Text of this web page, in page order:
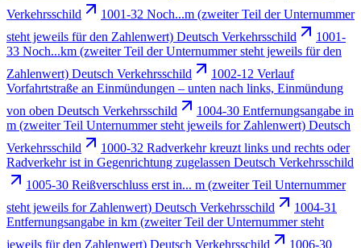
Verkehrsschild
1001-32 Noch...m (zweiter Teil der Unternummer
steht jeweils für den Zahlenwert) Deutsch Verkehrsschild
1001-
33 Noch...km (zweiter Teil der Unternummer steht jeweils für den
Zahlenwert) Deutsch Verkehrsschild
1002-12 Verlauf
Vorfahrtstraße an Einmündungen – unten nach links, Einmündung
von oben Deutsch Verkehrsschild
1004-30 Entfernungsangabe in
m (zweiter Teil Unternummer steht jeweils for Zahlenwert) Deutsch
Verkehrsschild
1000-32 Radverkehr kreuzt links und rechts oder
Radverkehr ist in Gegenrichtung zugelassen Deutsch Verkehrsschild
1005-30 Reißverschluss erst in... m (zweiter Teil Unternummer
steht jeweils for Zahlenwert) Deutsch Verkehrsschild
1004-31
Entfernungsangabe in km (zweiter Teil der Unternummer steht
jeweils für den Zahlenwert) Deutsch Verkehrsschild
1006-30